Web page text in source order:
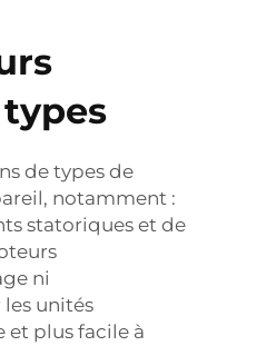
de types de
notamment :
statoriques et de
ni
unités
et plus facile à